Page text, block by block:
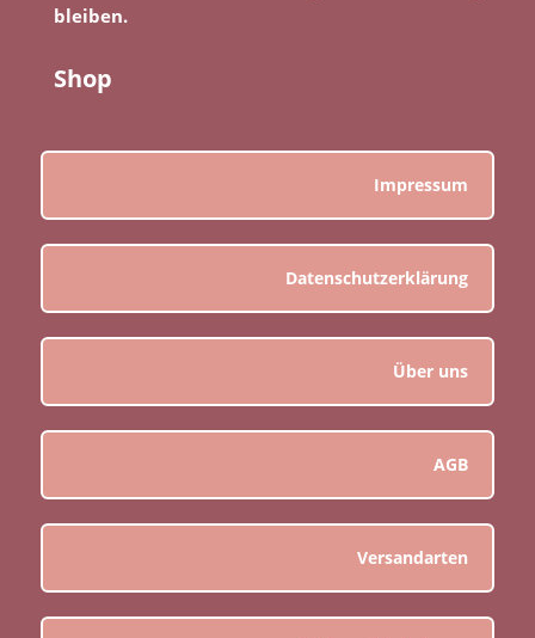
bleiben.
Shop
Impressum
Datenschutzerklärung
Über uns
AGB
Versandarten